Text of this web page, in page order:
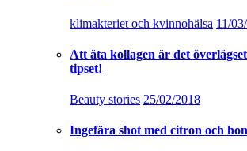
klimakteriet och kvinnohälsa 11/
Att äta kollagen är det
tipset!
Beauty stories 25/02/2018
Ingefära shot med citron och